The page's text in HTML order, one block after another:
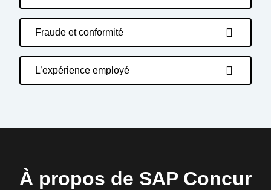
Fraude et conformité
L’expérience employé
À propos de SAP Concur